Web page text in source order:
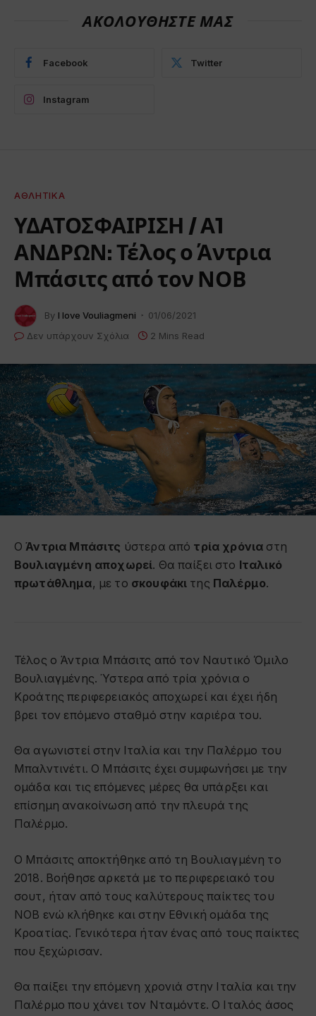
ΑΚΟΛΟΥΘΗΣΤΕ ΜΑΣ
Facebook Twitter
Instagram
ΑΘΛΗΤΙΚΆ
ΥΔΑΤΟΣΦΑΙΡΙΣΗ / Α1
ΑΝΔΡΩΝ: Τέλος ο Άντρια
Μπάσιτς από τον ΝΟΒ
By I love Vouliagmeni
01/06/2021
Δεν υπάρχουν Σχόλια
2 Mins Read
ΟΆντρια Μπάσιτς ύστερα από τρία χρόνια στη
Βουλιαγμένη αποχωρεί. Θα παίξει στο Ιταλικό
πρωτάθλημα, με το σκουφάκι της Παλέρμο.
Τέλος ο Άντρια Μπάσιτς από τον Ναυτικό Όμιλο
Βουλιαγμένης. Ύστερα από τρία χρόνια ο
Κροάτης περιφερειακός αποχωρεί και έχει ήδη
βρει τον επόμενο σταθμό στην καριέρα του.
Θα αγωνιστεί στην Ιταλία και την Παλέρμο του
Μπαλντινέτι. Ο Μπάσιτς έχει συμφωνήσει με την
ομάδα και τις επόμενες μέρες θα υπάρξει και
επίσημη ανακοίνωση από την πλευρά της
Παλέρμο.
Ο Μπάσιτς αποκτήθηκε από τη Βουλιαγμένη το
2018. Βοήθησε αρκετά με το περιφερειακό του
σουτ, ήταν από τους καλύτερους παίκτες του
ΝΟΒ ενώ κλήθηκε και στην Εθνική ομάδα της
Κροατίας. Γενικότερα ήταν ένας από τους παίκτες
που ξεχώρισαν.
Θα παίξει την επόμενη χρονιά στην Ιταλία και την
Παλέρμο που χάνει τον Νταμόντε. Ο Ιταλός άσος